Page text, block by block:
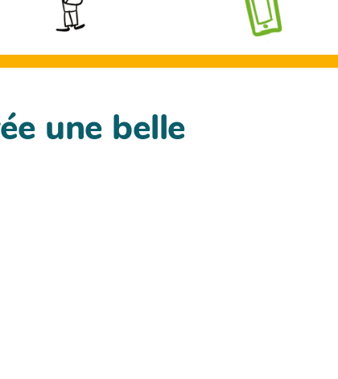
une belle